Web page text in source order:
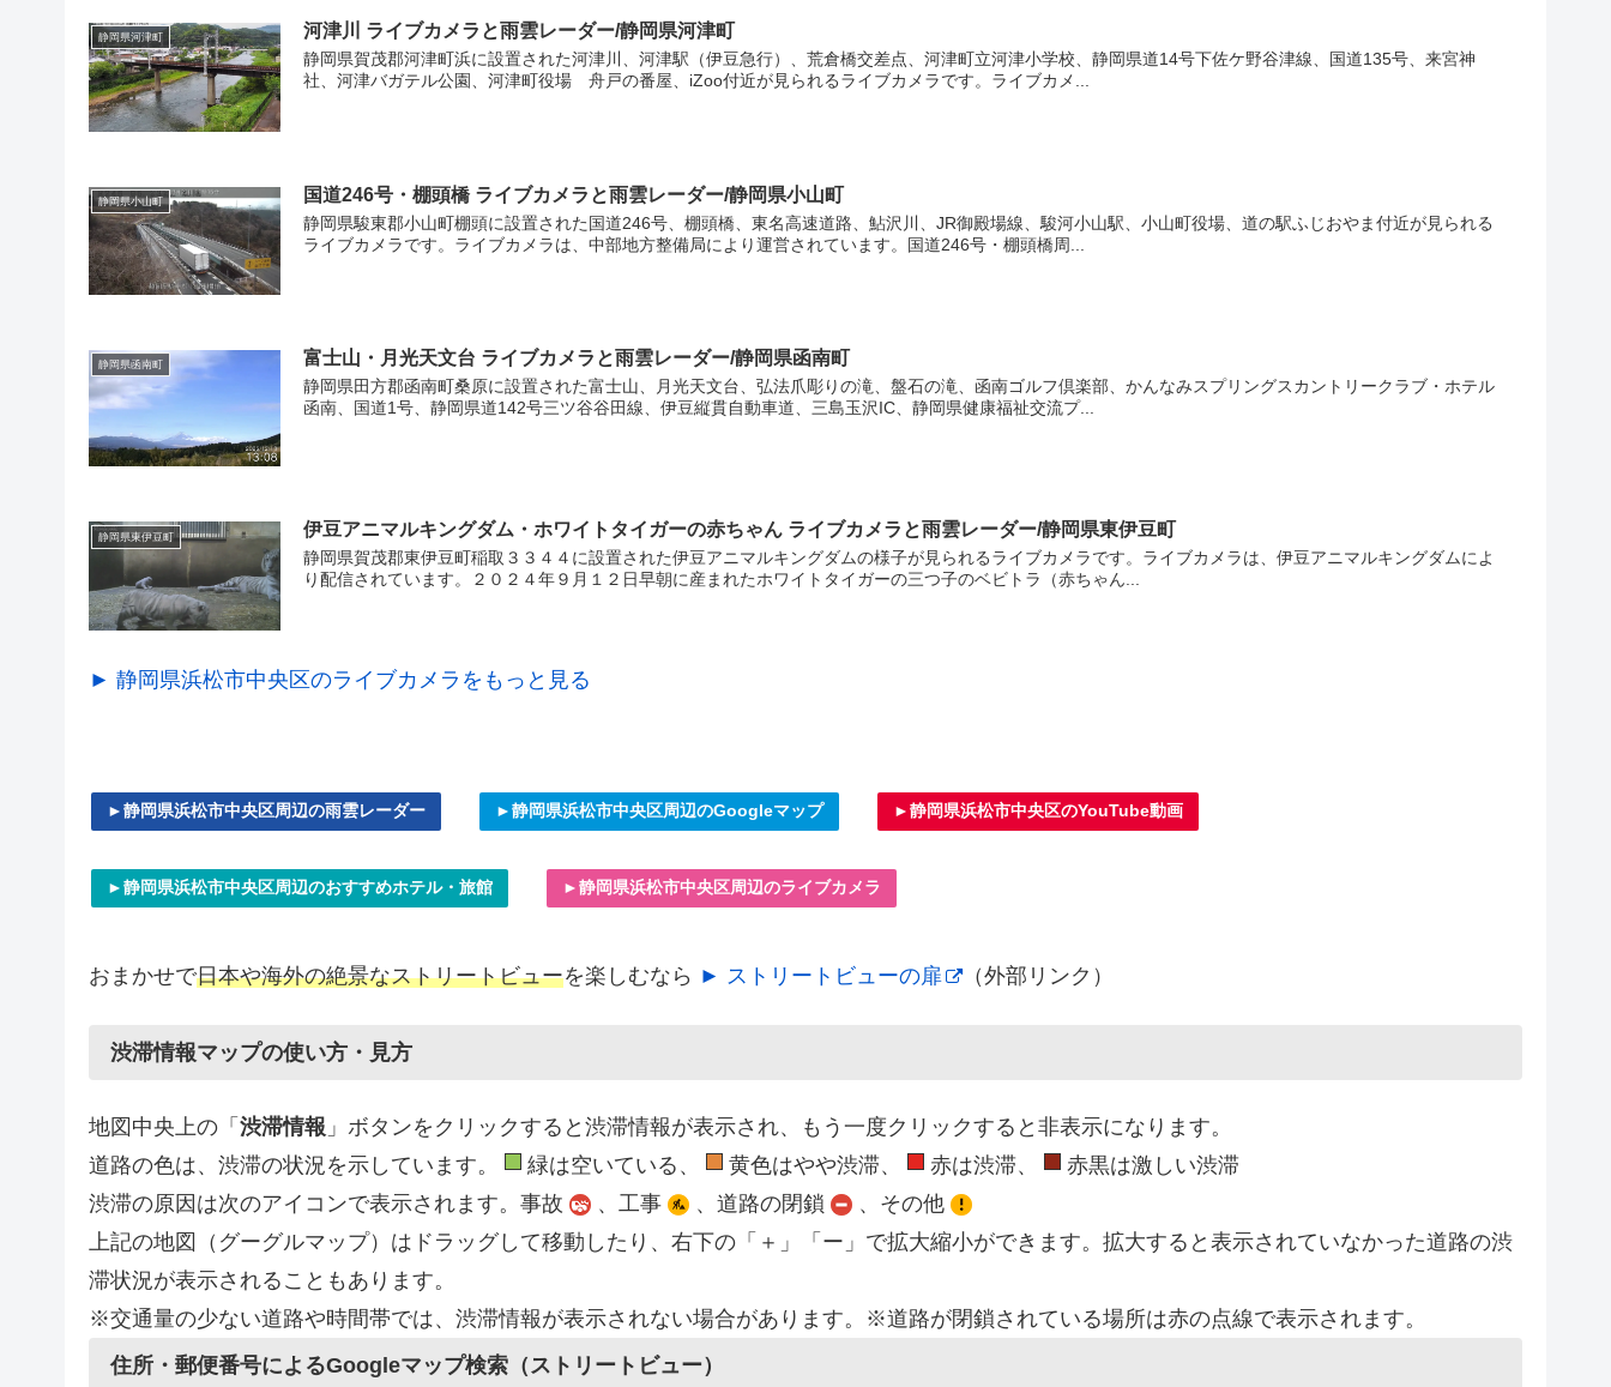
静岡県河津町 河津川 ライブカメラと雨雲レーダー/静岡県河津町
静岡県賀茂郡河津町浜に設置された河津川、河津駅（伊豆急行）、荒倉橋交差点、河津町立河津小学校、静岡県道14号下佐ケ野谷津線、国道135号、来宮神
社、河津バガテル公園、河津町役場 舟戸の番屋、iZoo付近が見られるライブカメラです。ライブカメ...
静岡県小山町 国道246号・棚頭橋 ライブカメラと雨雲レーダー/静岡県小山町
静岡県駿東郡小山町棚頭に設置された国道246号、棚頭橋、東名高速道路、鮎沢川、JR御殿場線、駿河小山駅、小山町役場、道の駅ふじおやま付近が見られる
ライブカメラです。ライブカメラは、中部地方整備局により運営されています。国道246号・棚頭橋周...
静岡県函南町 富士山・月光天文台 ライブカメラと雨雲レーダー/静岡県函南町
静岡県田方郡函南町桑原に設置された富士山、月光天文台、弘法爪彫りの滝、盤石の滝、函南ゴルフ倶楽部、かんなみスプリングスカントリークラブ・ホテル
函南、国道1号、静岡県道142号三ツ谷谷田線、伊豆縦貫自動車道、三島玉沢IC、静岡県健康福祉交流プ...
静岡県東伊豆町 伊豆アニマルキングダム・ホワイトタイガーの赤ちゃん ライブカメラと雨雲レーダー/静岡県東伊豆町
静岡県賀茂郡東伊豆町稲取３３４４に設置された伊豆アニマルキングダムの様子が見られるライブカメラです。ライブカメラは、伊豆アニマルキングダムによ
り配信されています。２０２４年９月１２日早朝に産まれたホワイトタイガーの三つ子のベビトラ（赤ちゃん...
► 静岡県浜松市中央区のライブカメラをもっと見る
►静岡県浜松市中央区周辺の雨雲レーダー ►静岡県浜松市中央区周辺のGoogleマップ ►静岡県浜松市中央区のYouTube動画
►静岡県浜松市中央区周辺のおすすめホテル・旅館 ►静岡県浜松市中央区周辺のライブカメラ
おまかせで日本や海外の絶景なストリートビューを楽しむなら ► ストリートビューの扉 （外部リンク）
渋滞情報マップの使い方・見方
地図中央上の「 渋滞情報 」ボタンをクリックすると渋滞情報が表示され、もう一度クリックすると非表示になります。
道路の色は、渋滞の状況を示しています。
緑は空いている、 黄色はやや渋滞、 赤は渋滞、
赤黒は激しい渋滞
渋滞の原因は次のアイコンで表示されます。事故
、工事 、道路の閉鎖
、その他
上記の地図（グーグルマップ）はドラッグして移動したり、右下の「＋」「ー」で拡大縮小ができます。拡大すると表示されていなかった道路の渋
滞状況が表示されることもあります。
※交通量の少ない道路や時間帯では、渋滞情報が表示されない場合があります。※道路が閉鎖されている場所は赤の点線で表示されます。
住所・郵便番号によるGoogleマップ検索（ストリートビュー）